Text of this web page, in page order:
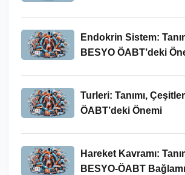
Endokrin Sistem:
BESYO ÖABT’deki
Turleri: Tanımı,
ÖABT’deki Önemi
Hareket Kavramı:
BESYO-ÖABT